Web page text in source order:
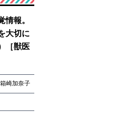
情報。
大切に
［獣医
箱崎加奈子
箱崎加奈子